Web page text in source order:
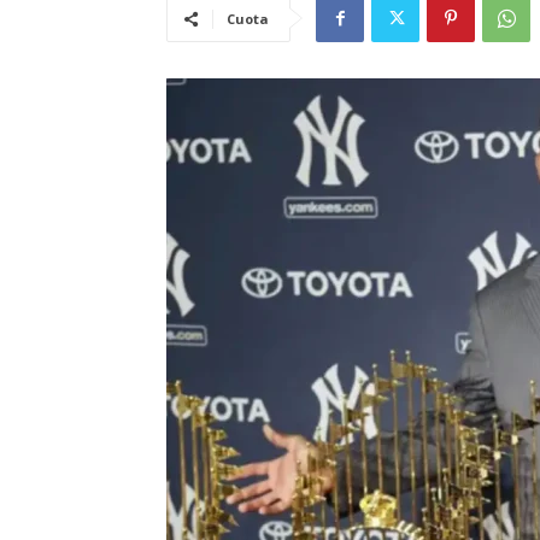
Cuota